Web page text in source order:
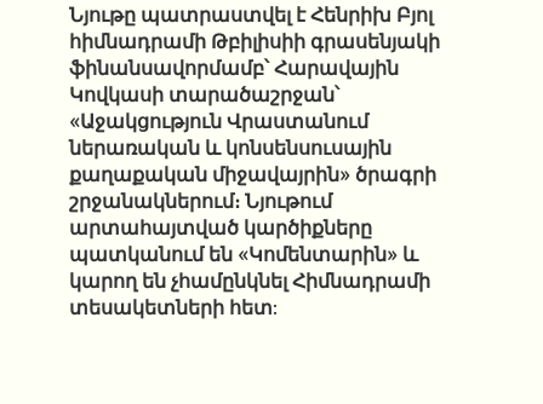
Նյութը պատրաստվել է Հենրիխ Բյոլ
հիմնադրամի Թբիլիսիի գրասենյակի
ֆինանսավորմամբ՝ Հարավային
Կովկասի տարածաշրջան՝
«Աջակցություն Վրաստանում
ներառական և կոնսենսուսային
քաղաքական միջավայրին» ծրագրի
շրջանակներում։ Նյութում
արտահայտված կարծիքները
պատկանում են «Կոմենտարին» և
կարող են չհամընկնել Հիմնադրամի
տեսակետների հետ: